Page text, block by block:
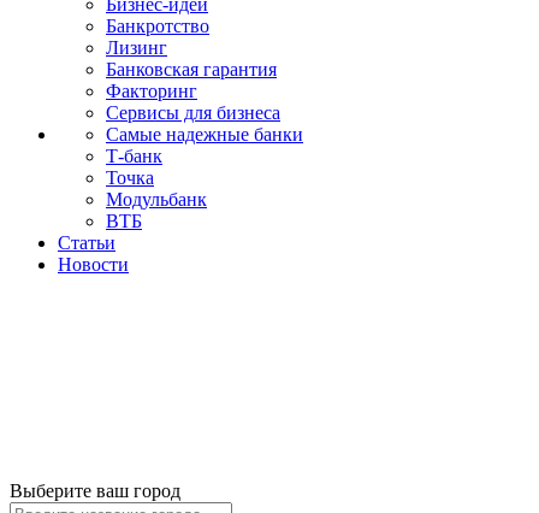
Бизнес-идеи
Банкротство
Лизинг
Банковская гарантия
Факторинг
Сервисы для бизнеса
Самые надежные банки
Т-банк
Точка
Модульбанк
ВТБ
Статьи
Новости
Выберите ваш город